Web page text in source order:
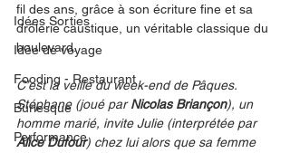
Idées Sorties
Idée de voyage
Fooding - Restaurant
Burlesque
Performance
fil des ans, grâce à son écriture fine et sa
drôlerie caustique, un véritable classique du
boulevard.
C’est la veille du week-end de Pâques.
Stéphane (joué par Nicolas Briançon), un
homme marié, invite Julie (interprétée par
Alice Dufour) chez lui alors que sa femme